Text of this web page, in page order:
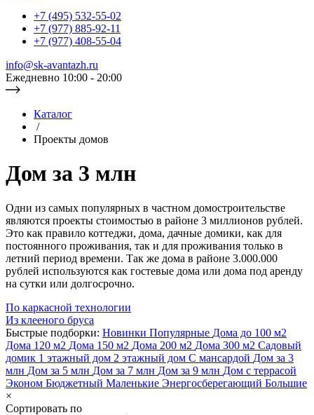
+7 (495) 532-55-02
+7 (977) 885-92-11
+7 (977) 408-55-04
info@sk-avantazh.ru
Ежедневно 10:00 - 20:00
Каталог
/
Проекты домов
Дом за 3 млн
Одни из самых популярных в частном домостроительстве
являются проекты стоимостью в районе 3 миллионов рублей.
Это как правило коттеджи, дома, дачные домики, как для
постоянного проживания, так и для проживания только в
летний период времени. Так же дома в районе 3.000.000
рублей используются как гостевые дома или дома под аренду
на сутки или долгосрочно.
По каркасной технологии
Из клееного бруса
Быстрые подборки: Новинки Популярные Дома до 100 м2
Дома 120 м2 Дома 150 м2 Дома 200 м2 Дома 300 м2 Садовый
домик 1 этажный дом 2 этажный дом С мансардой Дом за 3
млн Дом за 5 млн Дом за 7 млн Дом за 9 млн Дом с террасой
Эконом Бюджетный Маленькие Энергосберегающий Большие
×
Сортировать по